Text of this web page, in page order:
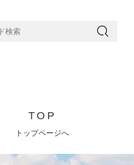
TOP
トップページへ